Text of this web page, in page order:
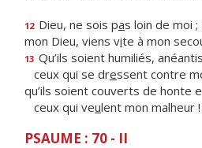
12 Dieu, ne sois pas loin de moi ;
mon Dieu, viens vite à mon
13 Qu’ils soient humiliés,
ceux qui se dressent contre
qu’ils soient couverts de honte
ceux qui veulent mon malheur !
PSAUME : 70 - II